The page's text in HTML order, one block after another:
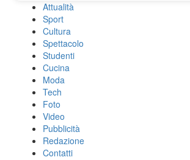
Attualità
Sport
Cultura
Spettacolo
Studenti
Cucina
Moda
Tech
Foto
Video
Pubblicità
Redazione
Contatti